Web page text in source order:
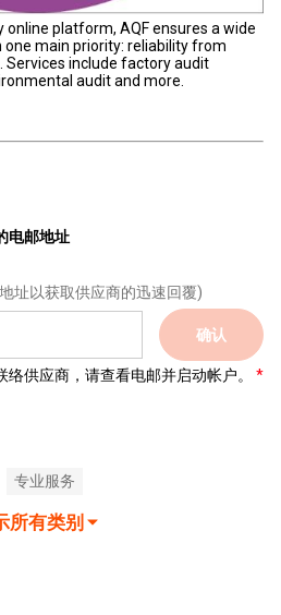
platform, AQF ensures a wide
main priority: reliability from
include factory audit
audit and more.
电邮地址
址以获取供应商的迅速回覆)
确认
供应商，请查看电邮并启动帐户。
专业服务
所有类别